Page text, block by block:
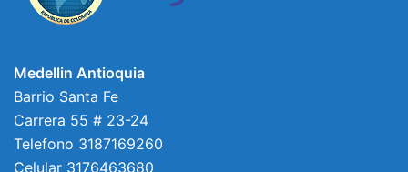
Medellin Antioquia
Barrio Santa Fe
Carrera 55 # 23-24
Telefono 3187169260
Celular 3176463680